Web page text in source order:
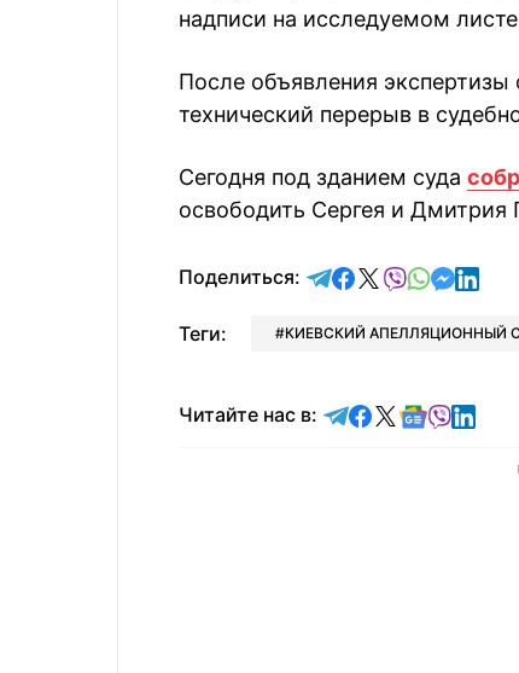
надписи на исследуемом
После объявления
технический перерыв в
Сегодня под зданием суда
освободить Сергея и Дмитрия
Поделиться: отправить в
поделиться в
поделиться в X
отправить
Теги: КИЕВСКИЙ АПЕЛЛЯЦИОННЫЙ
Читайте нас в: Читайте в
Читайте в
Читайте в X
Читайте